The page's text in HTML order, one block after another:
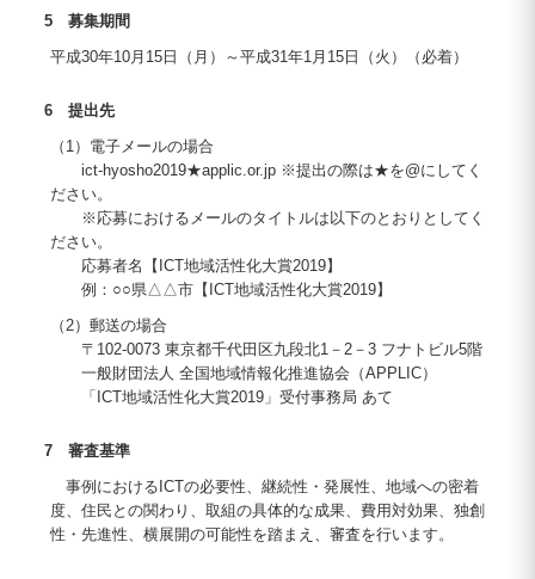
5 募集期間
平成30年10月15日（月）～平成31年1月15日（火）（必着）
6 提出先
（1）電子メールの場合
ict-hyosho2019★applic.or.jp ※提出の際は★を@にしてく
ださい。
※応募におけるメールのタイトルは以下のとおりとしてく
ださい。
応募者名【ICT地域活性化大賞2019】
例：○○県△△市【ICT地域活性化大賞2019】
（2）郵送の場合
〒102-0073 東京都千代田区九段北1－2－3 フナトビル5階
一般財団法人 全国地域情報化推進協会（APPLIC）
「ICT地域活性化大賞2019」受付事務局 あて
7 審査基準
事例におけるICTの必要性、継続性・発展性、地域への密着
度、住民との関わり、取組の具体的な成果、費用対効果、独創
性・先進性、横展開の可能性を踏まえ、審査を行います。